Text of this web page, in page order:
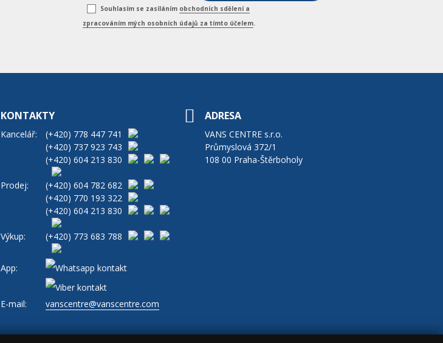
Souhlasím se zasíláním obchodních sdělení a
zpracováním mých osobních údajů za tímto účelem.
KONTAKTY
Kancelář: (+420) 778 447 741
(+420) 737 923 743
(+420) 604 213 830
Prodej: (+420) 604 782 682
(+420) 770 193 322
(+420) 604 213 830
Výkup: (+420) 773 683 788
App:
E-mail: vanscentre@vanscentre.com
ADRESA
VANS CENTRE s.r.o.
Průmyslová 372/1
108 00 Praha-Štěrboholy